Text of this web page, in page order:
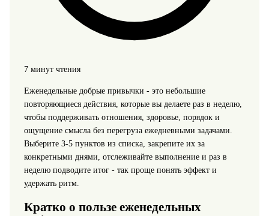
7 минут чтения
Еженедельные добрые привычки - это небольшие
повторяющиеся действия, которые вы делаете раз в неделю,
чтобы поддерживать отношения, здоровье, порядок и
ощущение смысла без перегруза ежедневными задачами.
Выберите 3-5 пунктов из списка, закрепите их за
конкретными днями, отслеживайте выполнение и раз в
неделю подводите итог - так проще понять эффект и
удержать ритм.
Кратко о пользе еженедельных